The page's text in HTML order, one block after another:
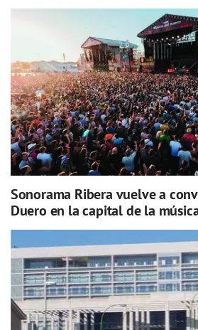
Sonorama Ribera vuelve a
Duero en la capital de la